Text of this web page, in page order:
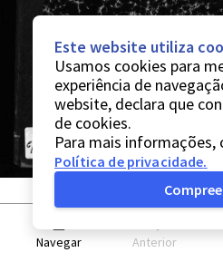
Navegar Anterior
Este website utiliza
Usamos cookies para
experiência de
website, declara que
de cookies.
Para mais informações,
Política de privacidade.